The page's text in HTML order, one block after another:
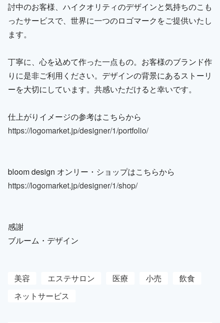
討中のお客様、ハイクオリティのデザインと気持ちのこも
ったサービスで、世界に一つのロゴマークをご提供いたし
ます。
丁寧に、心を込めて作った一点もの。お客様のブランド作
りに是非ご利用ください。デザインの背景にあるストーリ
ーを大切にしています。共感いただけると幸いです。
仕上がりイメージの参考はこちらから
https://logomarket.jp/designer/1/portfolio/
bloom design オンリー・ショップはこちらから
https://logomarket.jp/designer/1/shop/
感謝
ブルーム・デザイン
美容 エステサロン 医療 小売
飲食
ネットサービス